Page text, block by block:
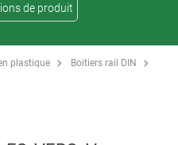
de produit
plastique
Boitiers rail DIN